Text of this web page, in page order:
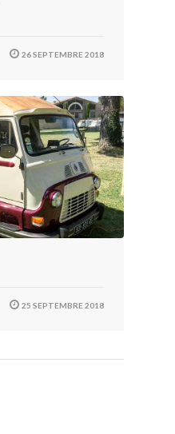
26 SEPTEMBRE 2018
25 SEPTEMBRE 2018